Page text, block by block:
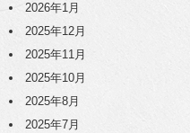
2026年1月
2025年12月
2025年11月
2025年10月
2025年8月
2025年7月